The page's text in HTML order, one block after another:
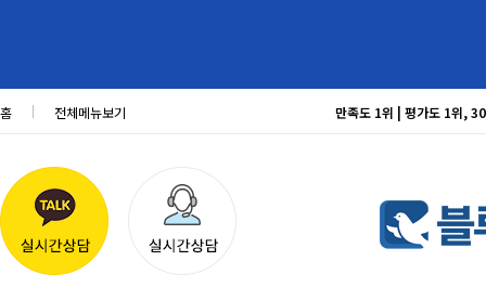
홈 전체메뉴보기 만족도 1위 | 평가도 1위,